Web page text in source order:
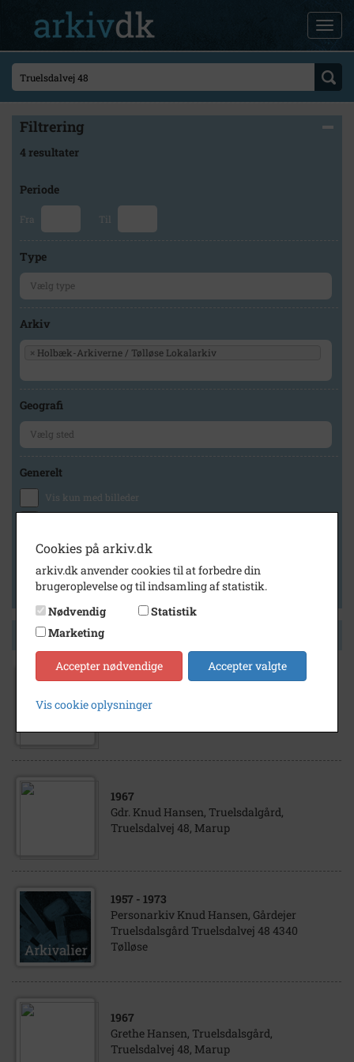
Filtrering
4 resultater
Periode
Fra Til
Type
Arkiv
× Holbæk-Arkiverne / Tølløse Lokalarkiv
Geografi
Generelt
Vis kun med billeder
Vis kun med lydklip
Vis kun med kilder
Vis kun med geo-tag
Side 1 af 1
Truelsdalgård, Truelsdalvej 48, Marup
1967
Gdr. Knud Hansen, Truelsdalgård,
Truelsdalvej 48, Marup
1957 - 1973
Personarkiv Knud Hansen, Gårdejer
Truelsdalsgård Truelsdalvej 48 4340
Tølløse
1967
Grethe Hansen, Truelsdalsgård,
Truelsdalvej 48, Marup
Cookies på arkiv.dk
arkiv.dk anvender cookies til at forbedre din
brugeroplevelse og til indsamling af statistik.
Nødvendig
Statistik
Marketing
Accepter nødvendige Accepter valgte
Vis cookie oplysninger